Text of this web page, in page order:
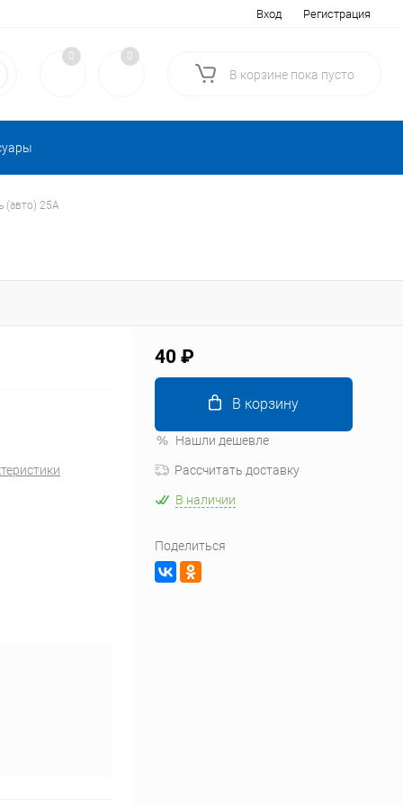
Вход Регистрация
0 0
В корзине пока пусто
(авто) 25A
40 ₽
В корзину
Нашли дешевле
Рассчитать доставку
В наличии
Поделиться